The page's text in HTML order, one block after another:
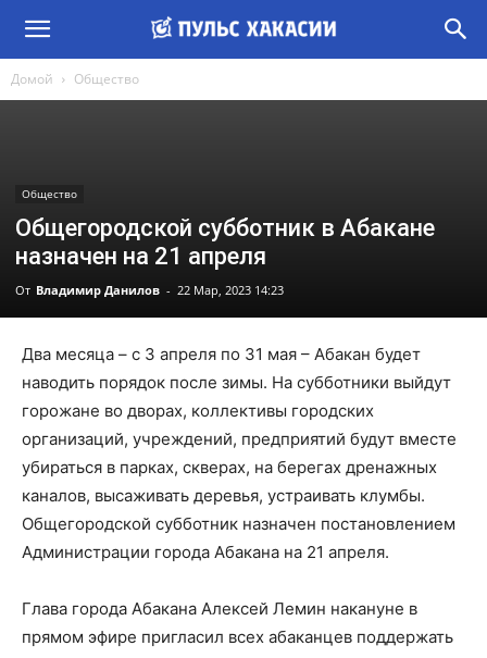
Домой Общество
Общество
Общегородской субботник в Абакане
назначен на 21 апреля
От Владимир Данилов - 22 Мар, 2023 14:23
Два месяца – с 3 апреля по 31 мая – Абакан будет
наводить порядок после зимы. На субботники выйдут
горожане во дворах, коллективы городских
организаций, учреждений, предприятий будут вместе
убираться в парках, скверах, на берегах дренажных
каналов, высаживать деревья, устраивать клумбы.
Общегородской субботник назначен постановлением
Администрации города Абакана на 21 апреля.
Глава города Абакана Алексей Лемин накануне в
прямом эфире пригласил всех абаканцев поддержать